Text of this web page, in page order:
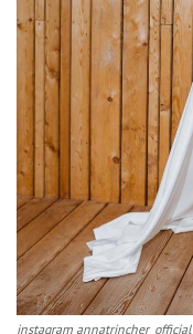
instagram annatrincher_official